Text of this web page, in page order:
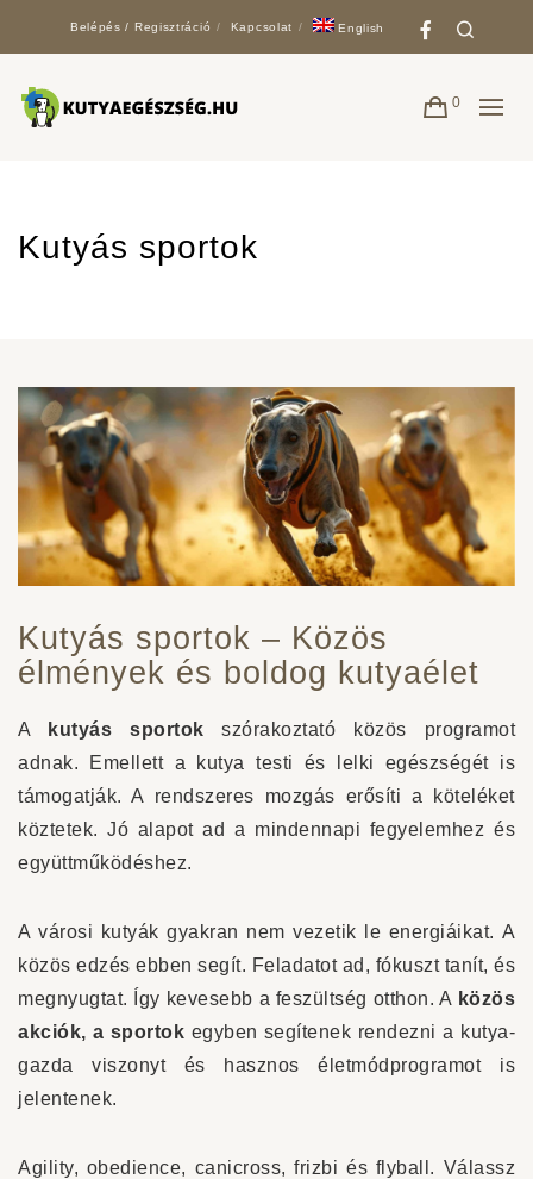
Belépés / Regisztráció Kapcsolat English
0
Kutyás sportok
Kutyás sportok – Közös
élmények és boldog kutyaélet
A kutyás sportok szórakoztató közös programot
adnak. Emellett a kutya testi és lelki egészségét is
támogatják. A rendszeres mozgás erősíti a köteléket
köztetek. Jó alapot ad a mindennapi fegyelemhez és
együttműködéshez.
A városi kutyák gyakran nem vezetik le energiáikat. A
közös edzés ebben segít. Feladatot ad, fókuszt tanít, és
megnyugtat. Így kevesebb a feszültség otthon. A közös
akciók, a sportok egyben segítenek rendezni a kutya-
gazda viszonyt és hasznos életmódprogramot is
jelentenek.
Agility, obedience, canicross, frizbi és flyball. Válassz